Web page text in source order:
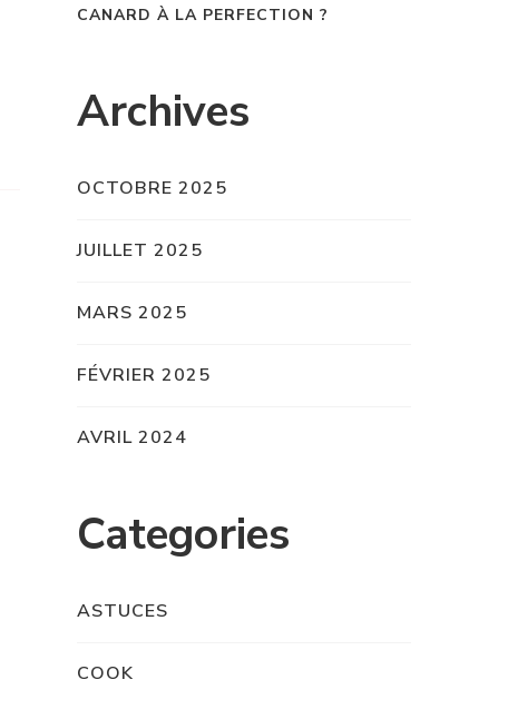
CANARD À LA PERFECTION ?
Archives
OCTOBRE 2025
JUILLET 2025
MARS 2025
FÉVRIER 2025
AVRIL 2024
Categories
ASTUCES
COOK